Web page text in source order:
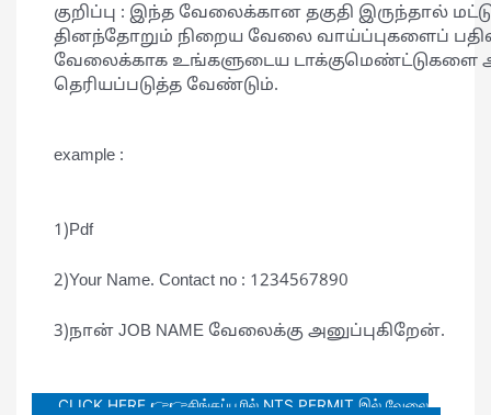
குறிப்பு : இந்த வேலைக்கான தகுதி இருந்தால்
தினந்தோறும் நிறைய வேலை வாய்ப்புகளைப்
வேலைக்காக உங்களுடைய டாக்குமெண்ட்டுகளை
தெரியப்படுத்த வேண்டும்.
example :
1)Pdf
2)Your Name. Contact no : 1234567890
3)நான் JOB NAME வேலைக்கு அனுப்புகிறேன்.
CLICK HERE 👉👉சிங்கப்பூரில் NTS PERMIT இல் வேலை